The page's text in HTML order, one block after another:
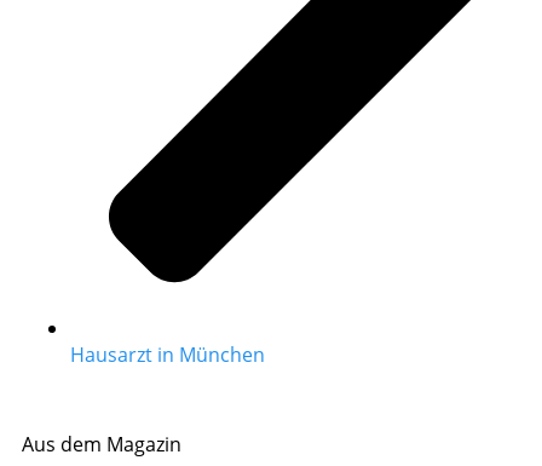
Hausarzt in München
Aus dem Magazin